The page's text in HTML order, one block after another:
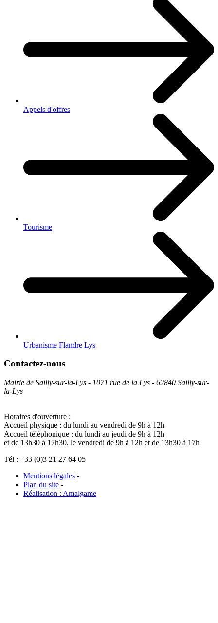
Appels d'offres
Tourisme
Urbanisme Flandre Lys
Contactez-nous
Mairie de Sailly-sur-la-Lys - 1071 rue de la Lys - 62840 Sailly-sur-
la-Lys
Horaires d'ouverture :
Accueil physique : du lundi au vendredi de 9h à 12h
Accueil téléphonique : du lundi au jeudi de 9h à 12h
et de 13h30 à 17h30, le vendredi de 9h à 12h et de 13h30 à 17h
Tél : +33 (0)3 21 27 64 05
Mentions légales -
Plan du site -
Réalisation : Amalgame